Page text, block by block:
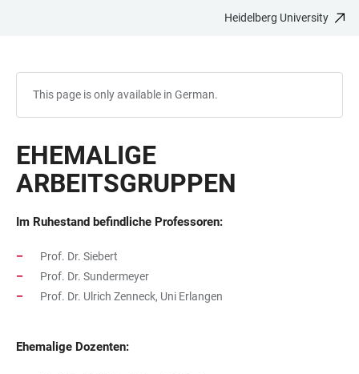
Heidelberg University
This page is only available in German.
EHEMALIGE
ARBEITSGRUPPEN
Im Ruhestand befindliche Professoren:
Prof. Dr. Siebert
Prof. Dr. Sundermeyer
Prof. Dr. Ulrich Zenneck, Uni Erlangen
Ehemalige Dozenten: